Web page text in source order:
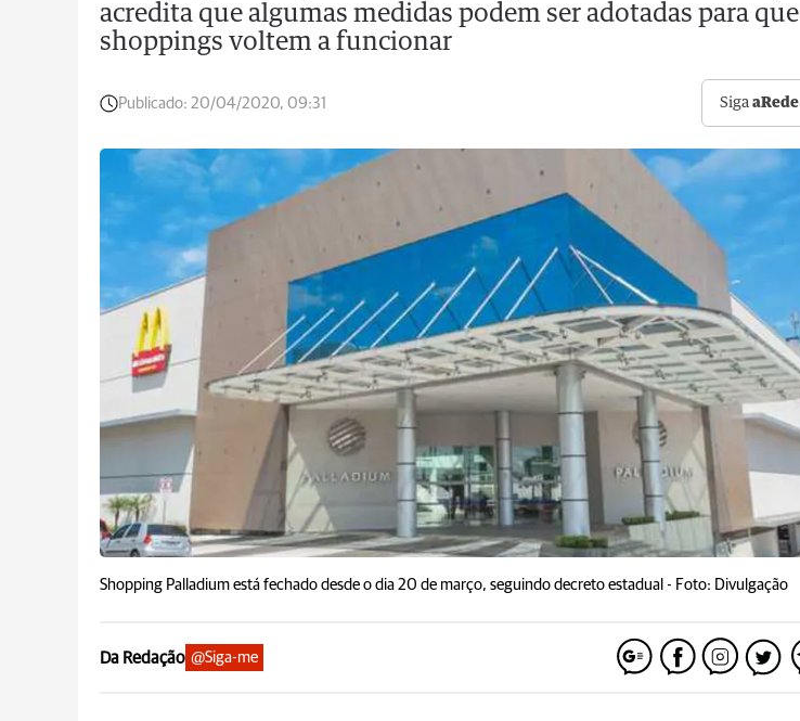
acredita que algumas medidas podem ser adotadas para que
shoppings voltem a funcionar
Publicado: 20/04/2020, 09:31 SigaaRede
Shopping Palladium está fechado desde o dia 20 de março, seguindo decreto estadual - Foto: Divulgação
Da Redação @Siga-me